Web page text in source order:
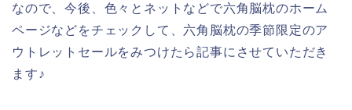
なので、今後、色々とネットなどで六角脳枕のホーム
ページなどをチェックして、六角脳枕の季節限定のア
ウトレットセールをみつけたら記事にさせていただき
ます♪